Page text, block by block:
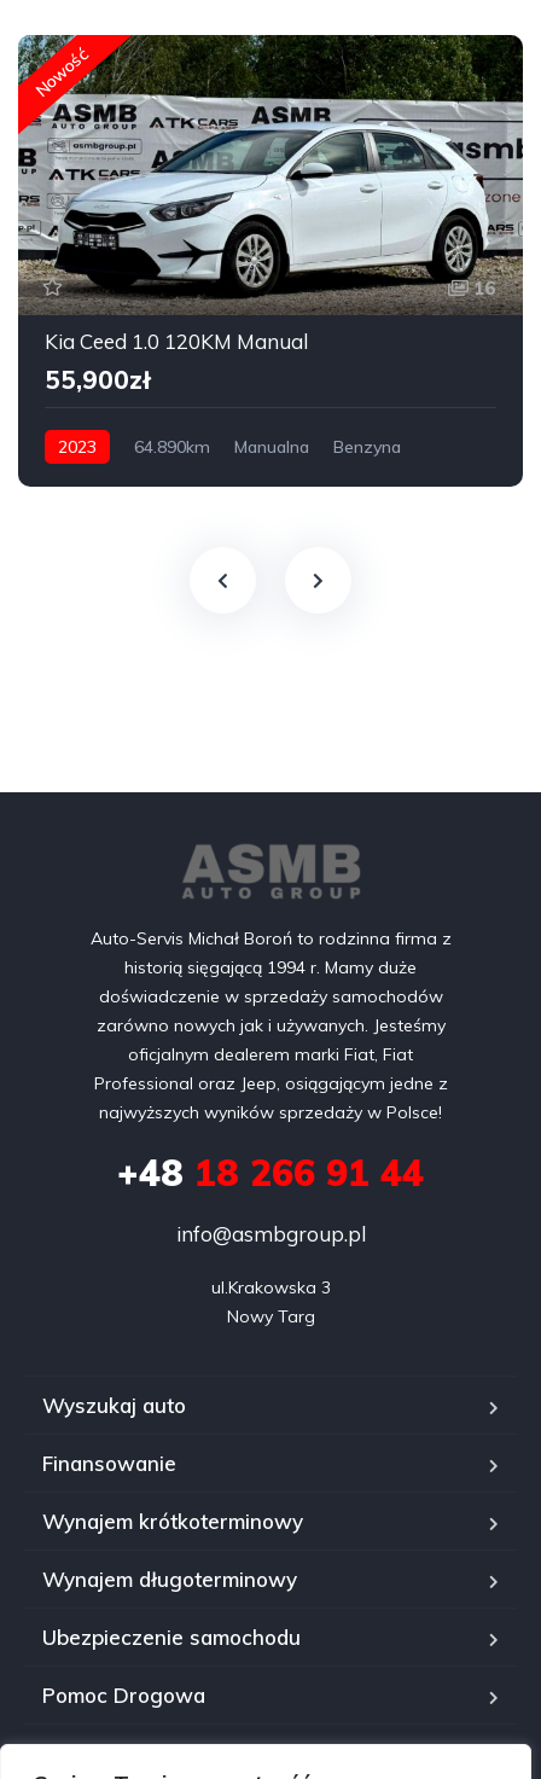
Nowość
16
Kia Ceed 1.0 120KM Manual
55,900zł
2023 64.890km Manualna
Benzyna
Auto-Servis Michał Boroń to rodzinna firma z
historią sięgającą 1994 r. Mamy duże
doświadczenie w sprzedaży samochodów
zarówno nowych jak i używanych. Jesteśmy
oficjalnym dealerem marki Fiat, Fiat
Professional oraz Jeep, osiągającym jedne z
najwyższych wyników sprzedaży w Polsce!
+48 18 266 91 44
info@asmbgroup.pl
ul.Krakowska 3
Nowy Targ
Wyszukaj auto
Finansowanie
Wynajem krótkoterminowy
Wynajem długoterminowy
Ubezpieczenie samochodu
Pomoc Drogowa